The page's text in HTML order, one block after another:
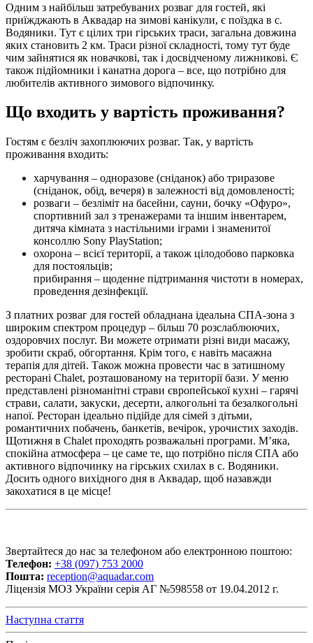
Одним з найбільш затребуваних розваг для гостей, які
приїжджають в Аквадар на зимові канікули, є поїздка в с.
Водяники. Тут є цілих три гірських траси, загальна довжина
яких становить 2 км. Траси різної складності, тому тут буде
чим зайнятися як новачкові, так і досвідченому лижникові. Є
також підйомники і канатна дорога – все, що потрібно для
любителів активного зимового відпочинку.
Що входить у вартість проживання?
Гостям є безліч захоплюючих розваг. Так, у вартість
проживання входить:
харчування – одноразове (сніданок) або триразове
(сніданок, обід, вечеря) в залежності від домовленості;
розваги – безліміт на басейни, сауни, бочку «Офуро»,
спортивний зал з тренажерами та іншим інвентарем,
дитяча кімната з настільними іграми і знаменитої
консоллю Sony PlayStation;
охорона – всієї території, а також цілодобово парковка
для постояльців;
прибирання – щоденне підтримання чистоти в номерах,
проведення дезінфекції.
З платних розваг для гостей обладнана ідеальна СПА-зона з
широким спектром процедур – більш 70 розслаблюючих,
оздоровчих послуг. Ви можете отримати різні види масажу,
зробити скраб, обгортання. Крім того, є навіть масажна
терапія для дітей. Також можна провести час в затишному
ресторані Chalet, розташованому на території бази. У меню
представлені різноманітні страви європейської кухні – гарячі
страви, салати, закуски, десерти, алкогольні та безалкогольні
напої. Ресторан ідеально підійде для сімей з дітьми,
романтичних побачень, банкетів, вечірок, урочистих заходів.
Щотижня в Chalet проходять розважальні програми. М’яка,
спокійна атмосфера – це саме те, що потрібно після СПА або
активного відпочинку на гірських схилах в с. Водяники.
Досить одного вихідного дня в Аквадар, щоб назавжди
закохатися в це місце!
Звертайтеся до нас за телефоном або електронною поштою:
Телефон: +38 (097) 753 2000
Пошта: reception@aquadar.com
Ліцензія МОЗ України серія АГ №598558 от 19.04.2012 г.
Наступна стаття